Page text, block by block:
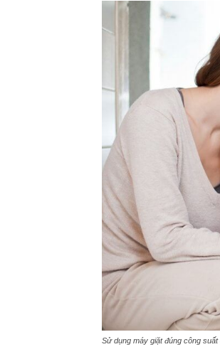
Sử dụng máy giặt đúng công